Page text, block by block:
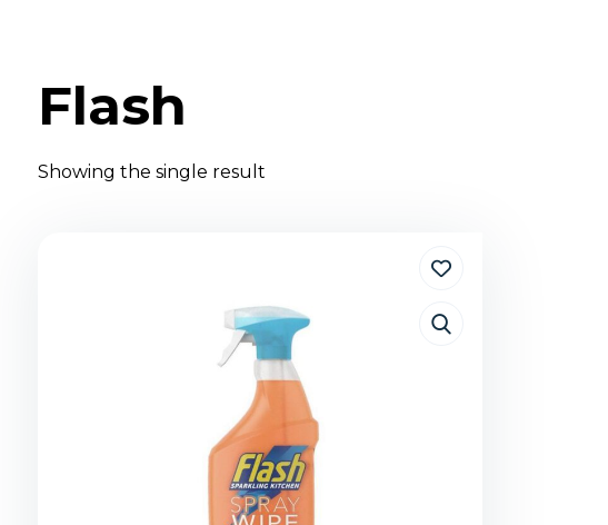
Flash
Showing the single result